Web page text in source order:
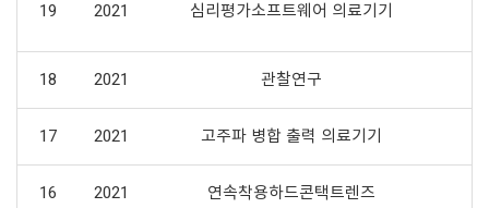
19 2021 심리평가소프트웨어 의료기기
18 2021 관찰연구
17 2021 고주파 병합 출력 의료기기
16 2021 연속착용하드콘택트렌즈